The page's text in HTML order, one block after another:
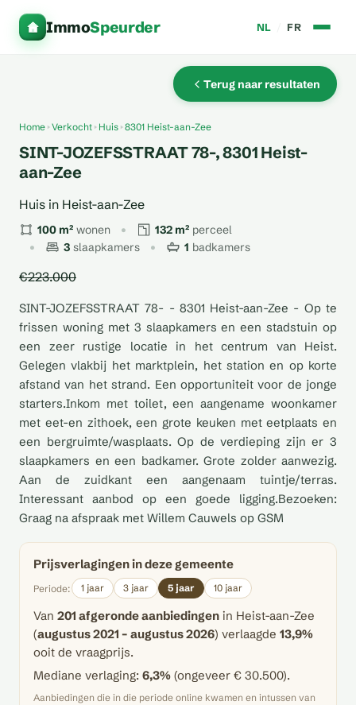
ImmoSpeurder NL FR
Terug naar resultaten
Home Verkocht Huis 8301 Heist-aan-Zee
SINT-JOZEFSSTRAAT 78-, 8301 Heist-
aan-Zee
Huis in Heist-aan-Zee
100 m² wonen 132 m² perceel
3 slaapkamers 1 badkamers
€223.000
SINT-JOZEFSSTRAAT 78- - 8301 Heist-aan-Zee - Op te
frissen woning met 3 slaapkamers en een stadstuin op
een zeer rustige locatie in het centrum van Heist.
Gelegen vlakbij het marktplein, het station en op korte
afstand van het strand. Een opportuniteit voor de jonge
starters.Inkom met toilet, een aangename woonkamer
met eet-en zithoek, een grote keuken met eetplaats en
een bergruimte/wasplaats. Op de verdieping zijn er 3
slaapkamers en een badkamer. Grote zolder aanwezig.
Aan de zuidkant een aangenaam tuintje/terras.
Interessant aanbod op een goede ligging.Bezoeken:
Graag na afspraak met Willem Cauwels op GSM
Prijsverlagingen in deze gemeente
Periode: 1 jaar 3 jaar 5 jaar 10 jaar
Van 201 afgeronde aanbiedingen in Heist-aan-Zee
(augustus 2021 – augustus 2026) verlaagde 13,9%
ooit de vraagprijs.
Mediane verlaging: 6,3% (ongeveer € 30.500).
Aanbiedingen die in die periode online kwamen en intussen van